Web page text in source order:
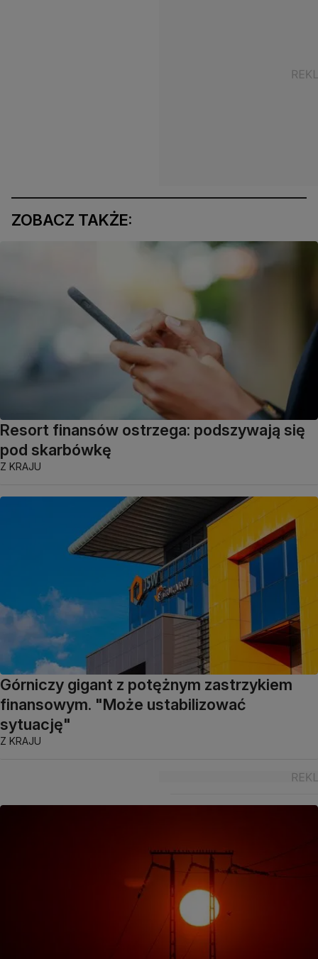
ZOBACZ TAKŻE:
Resort finansów ostrzega: podszywają się
pod skarbówkę
Z KRAJU
Górniczy gigant z potężnym zastrzykiem
finansowym. "Może ustabilizować
sytuację"
Z KRAJU